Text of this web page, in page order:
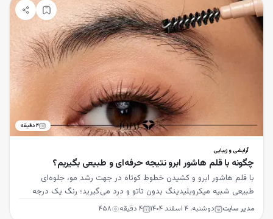
۴دقیقه
آرایشی و زیبایی
چگونه با قلم هاشور ابرو نتیجه حرفه‌ای و طبیعی بگیریم؟
با قلم هاشور ابرو و کشیدن خطوط کوتاه در جهت رشد مو، جلوه‌ای
طبیعی شبیه میکروبلیدینگ بدون تاتو و درد می‌گیرید؛ رنگ یک درجه
روشن‌تر از مو را انتخاب کنید.
مدیر سایت دوشنبه، ۴ اسفند ۱۴۰۴ ۴ دقیقه ۴۵۸